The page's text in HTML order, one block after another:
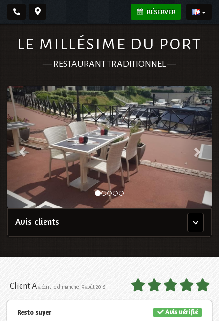
RÉSERVER
LE MILLÉSIME DU PORT
— RESTAURANT TRADITIONNEL—
Menu
principal
Avis clients
Client A a écrit le dimanche 19 août 2018
Avis vérifié
Resto super